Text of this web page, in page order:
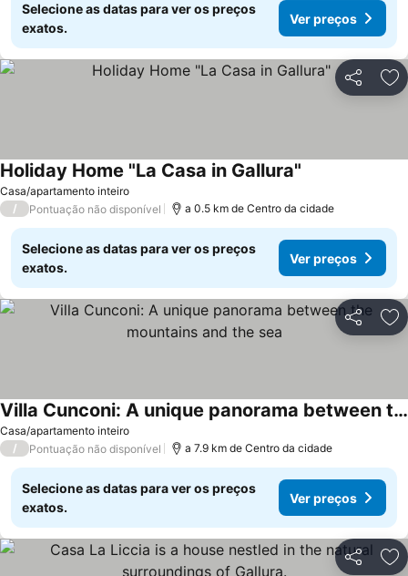
Selecione as datas para ver os preços
exatos.
Ver preços
Partilhar
Casa/apartamento inteiro
Holiday Home "La Casa in Gallura"
/ Pontuação não disponível a 0.5 km de Centro da cidade
Selecione as datas para ver os preços
exatos.
Ver preços
Partilhar
Casa/apartamento inteiro
Villa Cunconi: A unique panorama between the mountains and the sea
/ Pontuação não disponível a 7.9 km de Centro da cidade
Selecione as datas para ver os preços
exatos.
Ver preços
Partilhar